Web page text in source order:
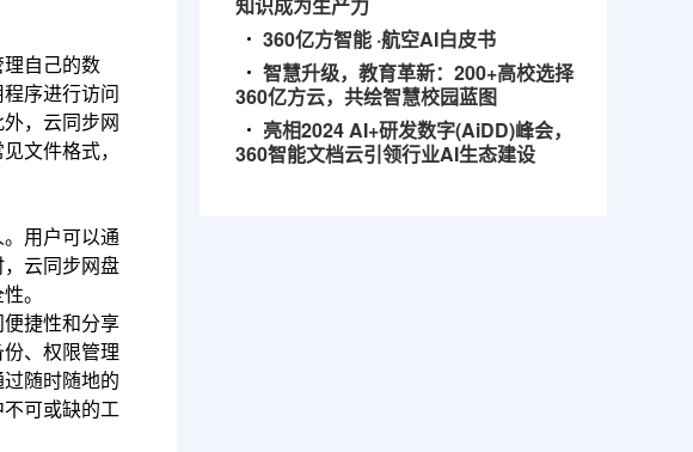
自己的数
序进行访问
，云同步网
文件格式，
用户可以通
云同步网盘
。
捷性和分享
、权限管理
随时随地的
可或缺的工
知识成为生产力
360亿方智能 ·航空AI白皮书
智慧升级，教育革新：200+高校选择
360亿方云，共绘智慧校园蓝图
亮相2024 AI+研发数字(AiDD)峰会，
360智能文档云引领行业AI生态建设